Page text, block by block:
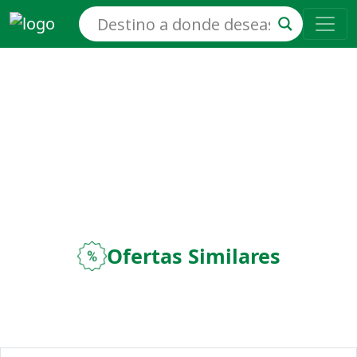
Ofertas Similares